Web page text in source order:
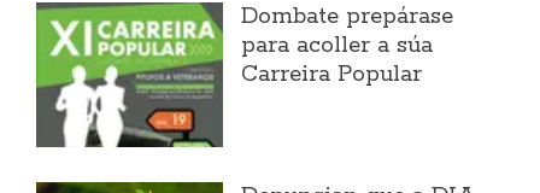
Dombate prepárase
para acoller a súa
Carreira Popular